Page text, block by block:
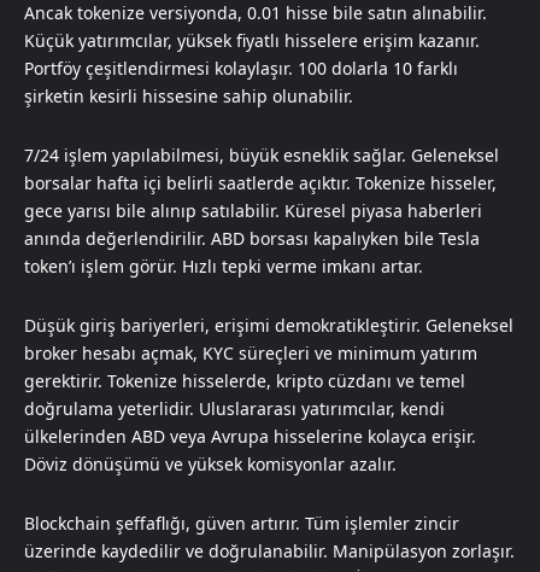
Ancak tokenize versiyonda, 0.01 hisse bile satın alınabilir.
Küçük yatırımcılar, yüksek fiyatlı hisselere erişim kazanır.
Portföy çeşitlendirmesi kolaylaşır. 100 dolarla 10 farklı
şirketin kesirli hissesine sahip olunabilir.
7/24 işlem yapılabilmesi, büyük esneklik sağlar. Geleneksel
borsalar hafta içi belirli saatlerde açıktır. Tokenize hisseler,
gece yarısı bile alınıp satılabilir. Küresel piyasa haberleri
anında değerlendirilir. ABD borsası kapalıyken bile Tesla
token’ı işlem görür. Hızlı tepki verme imkanı artar.
Düşük giriş bariyerleri, erişimi demokratikleştirir. Geleneksel
broker hesabı açmak, KYC süreçleri ve minimum yatırım
gerektirir. Tokenize hisselerde, kripto cüzdanı ve temel
doğrulama yeterlidir. Uluslararası yatırımcılar, kendi
ülkelerinden ABD veya Avrupa hisselerine kolayca erişir.
Döviz dönüşümü ve yüksek komisyonlar azalır.
Blockchain şeffaflığı, güven artırır. Tüm işlemler zincir
üzerinde kaydedilir ve doğrulanabilir. Manipülasyon zorlaşır.